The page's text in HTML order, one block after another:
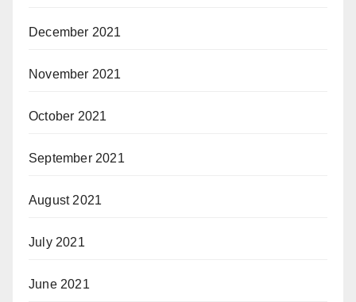
December 2021
November 2021
October 2021
September 2021
August 2021
July 2021
June 2021